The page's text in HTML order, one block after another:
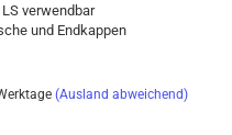
ver­wend­bar
und End­kap­pen
(Ausland abweichend)